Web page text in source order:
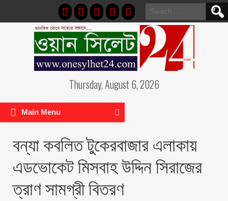
Search
for:
Thursday, August 6, 2026
Main Menu
বন্যা কবলিত টুকেরবাজার এলাকায়
এডভোকেট মিসবাহ উদ্দিন সিরাজের
ত্রাণ সামগ্রী বিতরণ